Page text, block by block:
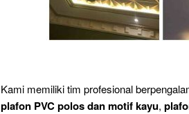
Kami memiliki tim profesional
plafon PVC polos dan motif kayu,